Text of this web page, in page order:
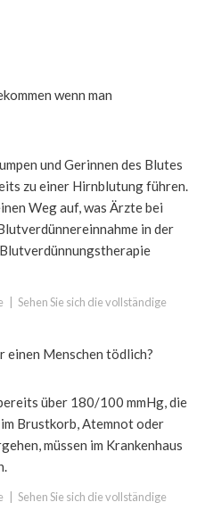
wenn man
und Gerinnen des Blutes
zu einer Hirnblutung führen.
Weg auf, was Ärzte bei
in der
Sehen Sie sich die vollständige
Menschen tödlich?
über 180/100 mmHg, die
Brustkorb, Atemnot oder
müssen im Krankenhaus
Sehen Sie sich die vollständige